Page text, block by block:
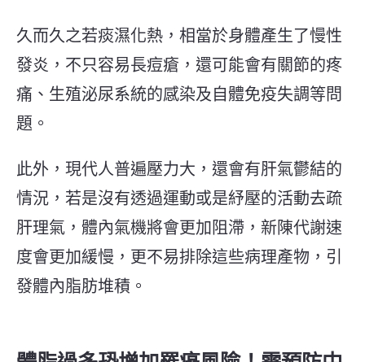
久而久之若痰濕化熱，相當於身體產生了慢性
發炎，不只容易長痘瘡，還可能會有關節的疼
痛、生殖泌尿系統的感染及自體免疫失調等問
題。
此外，現代人普遍壓力大，還會有肝氣鬱結的
情況，若是沒有透過運動或是紓壓的活動去疏
肝理氣，體內氣機將會更加阻滯，新陳代謝速
度會更加緩慢，更不易排除這些病理產物 ，引
發體內脂肪堆積 。